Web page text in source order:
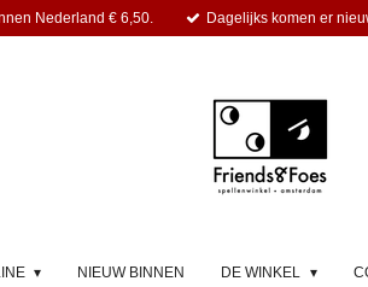
Nederland € 6,50. Dagelijks komen er
NIEUW BINNEN DE WINKEL